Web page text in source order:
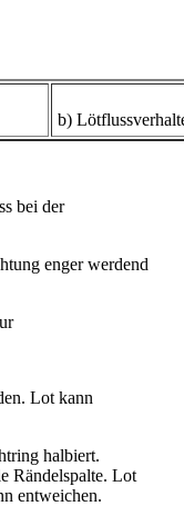
b)
bei der
enger werdend
Lot kann
halbiert.
Rändelspalte. Lot
entweichen.